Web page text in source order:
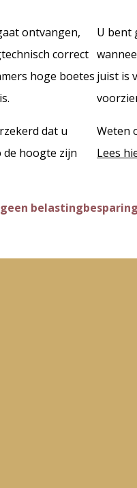
ontvangen,
correct
hoge boetes
dat u
de hoogte zijn
U bent
juist is
Weten
Lees